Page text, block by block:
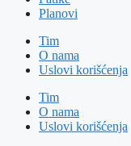
Planovi
Tim
O nama
Uslovi korišćenja
Tim
O nama
Uslovi korišćenja